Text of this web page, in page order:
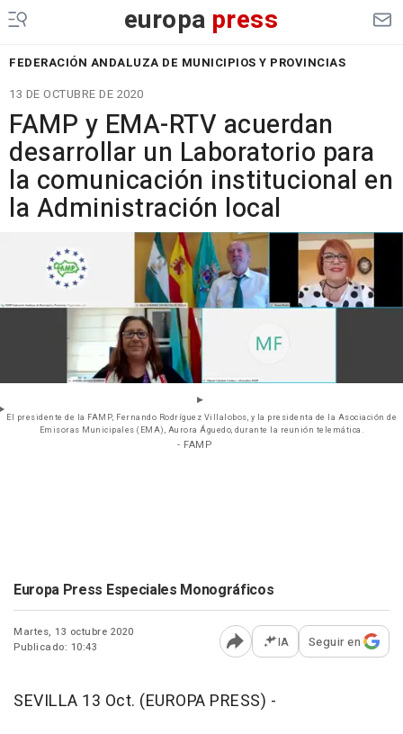
europa press
FEDERACIÓN ANDALUZA DE MUNICIPIOS Y PROVINCIAS
13 DE OCTUBRE DE 2020
FAMP y EMA-RTV acuerdan
desarrollar un Laboratorio para
la comunicación institucional en
la Administración local
El presidente de la FAMP, Fernando Rodríguez Villalobos, y la presidenta de la Asociación de
Emisoras Municipales (EMA), Aurora Águedo, durante la reunión telemática.
- FAMP
Europa Press Especiales Monográficos
Martes, 13 octubre 2020
Publicado: 10:43
Abrir opciones para
IA Seguir en
SEVILLA 13 Oct. (EUROPA PRESS) -